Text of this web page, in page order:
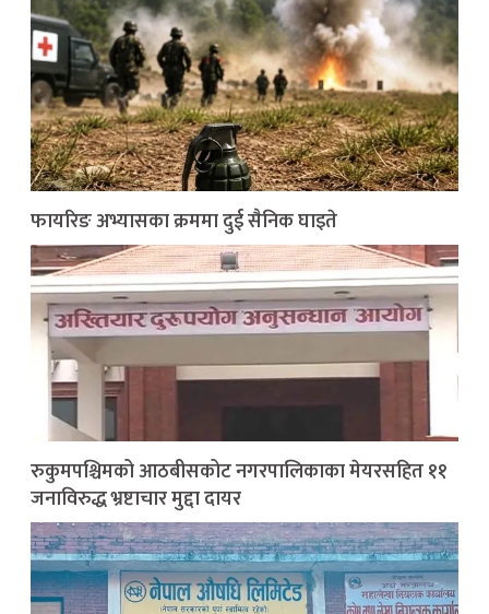
फायरिङ अभ्यासका क्रममा दुई सैनिक घाइते
रुकुमपश्चिमको आठबीसकोट नगरपालिकाका मेयरसहित ११
जनाविरुद्ध भ्रष्टाचार मुद्दा दायर